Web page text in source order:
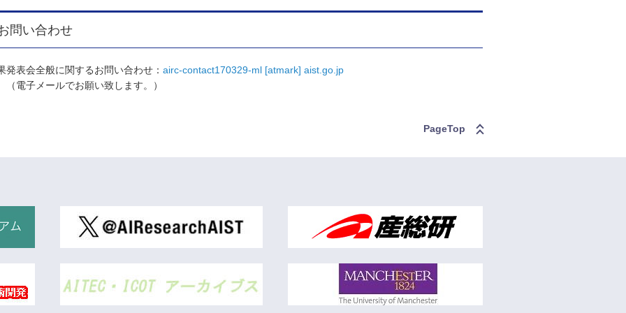
問い合わせ
発表会全般に関するお問い合わせ： airc-contact170329-ml [atmark] aist.go.jp
子メールでお願い致します。）
PageTop